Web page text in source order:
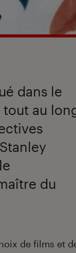
dans le
tout au
du
de films et